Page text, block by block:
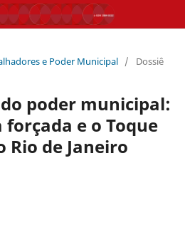
e Poder Municipal / Dossiê
poder municipal:
e o Toque
Rio de Janeiro